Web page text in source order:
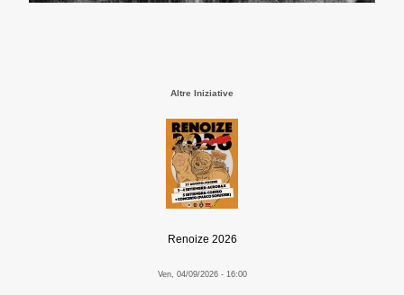
Altre Iniziative
Renoize 2026
Ven, 04/09/2026 - 16:00